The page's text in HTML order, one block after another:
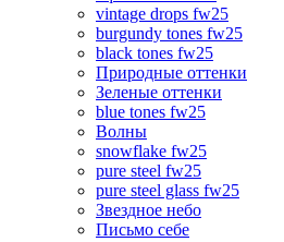
vintage drops fw25
burgundy tones fw25
black tones fw25
Природные оттенки
Зеленые оттенки
blue tones fw25
Волны
snowflake fw25
pure steel fw25
pure steel glass fw25
Звездное небо
Письмо себе